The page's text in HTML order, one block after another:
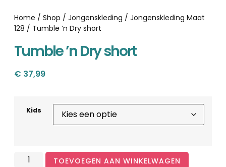
Home / Shop / Jongenskleding / Jongenskleding Maat
128 / Tumble ’n Dry short
Tumble ’n Dry short
€ 37,99
Kids
TOEVOEGEN AAN WINKELWAGEN